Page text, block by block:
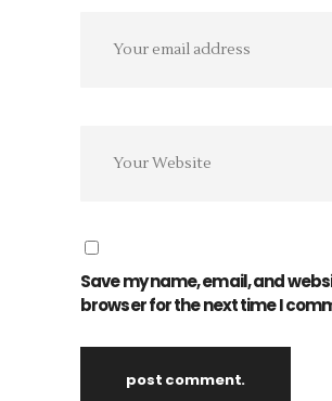
Save my name, email, and
browser for the next time I